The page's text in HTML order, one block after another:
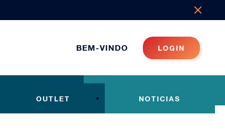
BEM-VINDO LOGIN
OUTLET NOTICIAS